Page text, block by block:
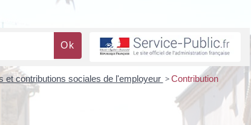
et contributions sociales de l'employeur > Contribution